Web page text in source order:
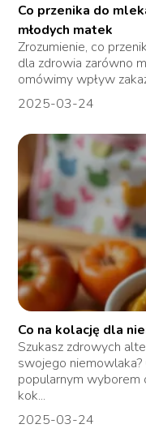
Co przenika do
młodych matek
Zrozumienie, co
dla zdrowia zarówno
omówimy wpływ
2025-03-24
Co na kolację dla
Szukasz zdrowych
swojego
popularnym wyborem
kok...
2025-03-24